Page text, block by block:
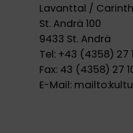
Lavanttal /
St. Andrä 100
9433 St. Andrä
Tel: +43 (4358) 27
Fax: 43 (4358) 27
E-Mail: